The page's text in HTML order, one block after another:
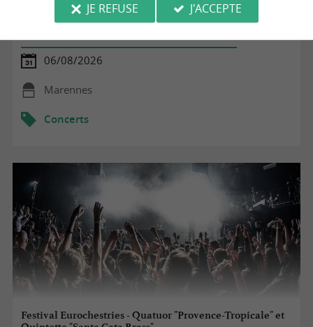
Le dernier concert de la compagnie i.Si
06/08/2026
Marennes
Concerts
Festival Eurochestries - Quatuor "Provence-Tropicale" et
JE REFUSE
J'ACCEPTE